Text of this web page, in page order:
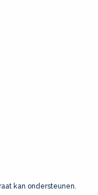
kan ondersteunen.